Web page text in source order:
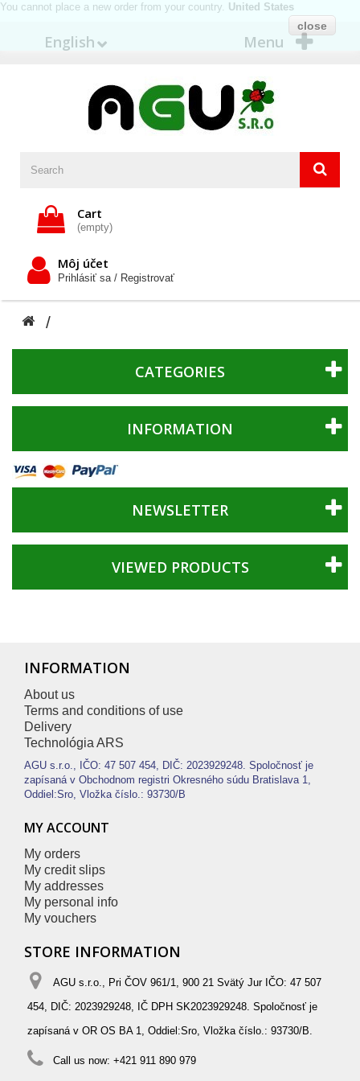
You cannot place a new order from your country. United States
English Menu
Cart
(empty)
Môj účet
Prihlásiť sa / Registrovať
CATEGORIES
INFORMATION
NEWSLETTER
VIEWED PRODUCTS
INFORMATION
About us
Terms and conditions of use
Delivery
Technológia ARS
AGU s.r.o., IČO: 47 507 454, DIČ: 2023929248. Spoločnosť je
zapísaná v Obchodnom registri Okresného súdu Bratislava 1,
Oddiel:Sro, Vložka číslo.: 93730/B
MY ACCOUNT
My orders
My credit slips
My addresses
My personal info
My vouchers
STORE INFORMATION
AGU s.r.o., Pri ČOV 961/1, 900 21 Svätý Jur IČO: 47 507
454, DIČ: 2023929248, IČ DPH SK2023929248. Spoločnosť je
zapísaná v OR OS BA 1, Oddiel:Sro, Vložka číslo.: 93730/B.
Call us now: +421 911 890 979
close